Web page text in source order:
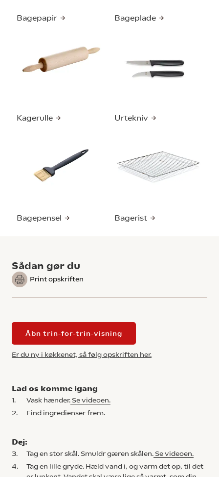
Bagepapir Bageplade
Kagerulle Urtekniv
Bagepensel Bagerist
Sådan gør du
Print opskriften
Åbn trin-for-trin-visning
Er du ny i køkkenet, så følg opskriften her.
Lad os komme igang
1. Vask hænder. Se videoen.
2.
Find ingredienser frem.
Dej:
3. Tag en stor skål. Smuldr gæren skålen. Se videoen.
4.
Tag en lille gryde. Hæld vand i, og varm det op, til det